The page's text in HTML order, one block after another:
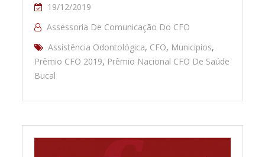
19/12/2019
Assessoria De Comunicação Do CFO
Assistência Odontológica, CFO, Municipios,
Prêmio CFO 2019, Prêmio Nacional CFO De Saúde
Bucal